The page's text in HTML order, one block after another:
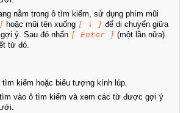
nằm trong ô tìm kiếm, sử dụng phím mũi
hoặc mũi tên xuống [ ↓ ] để di chuyển giữa
ý. Sau đó nhấn [ Enter ] (một lần nữa)
từ đó.
tìm kiếm hoặc biểu tượng kính lúp.
vào ô tìm kiếm và xem các từ được gợi ý